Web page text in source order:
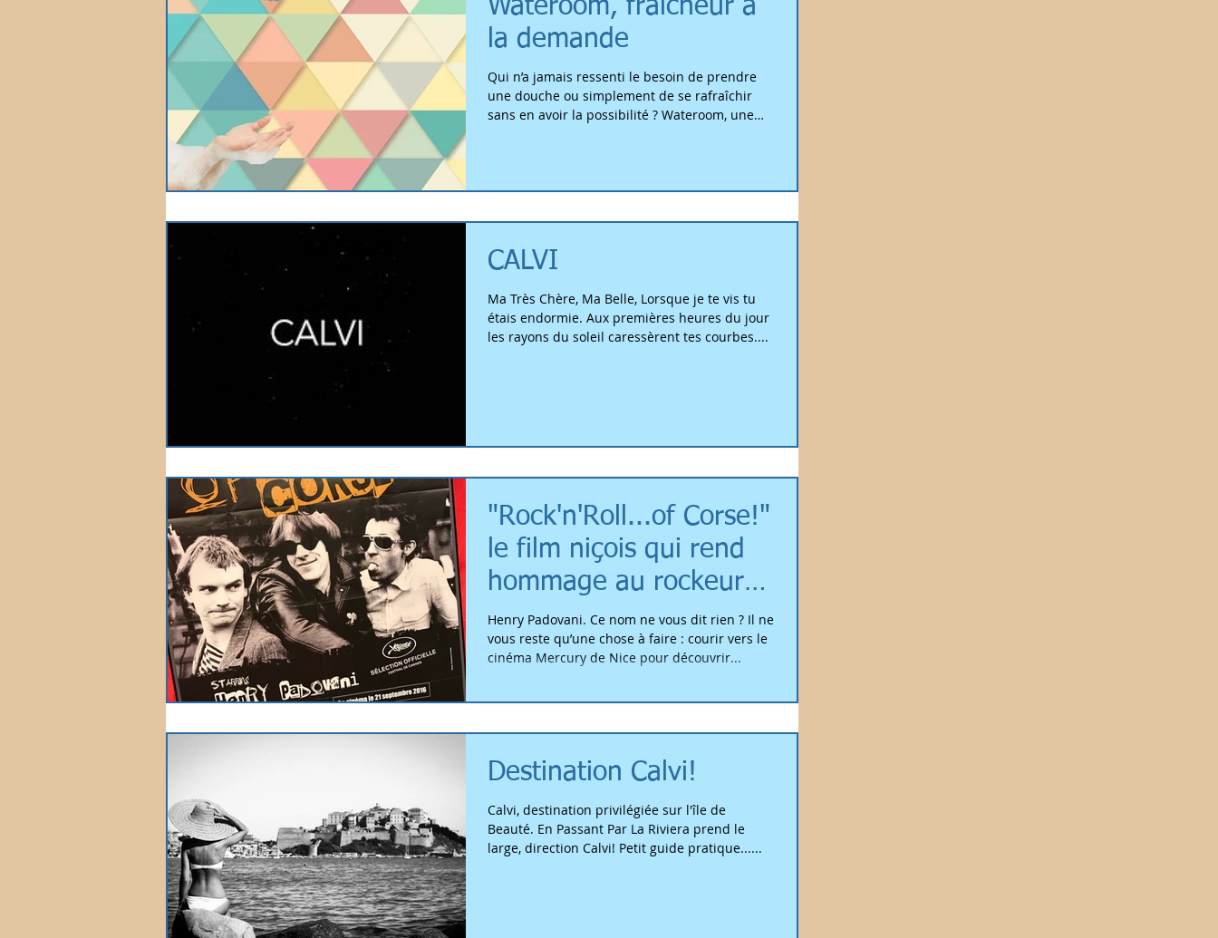
Wateroom, fraîcheur à
la demande
Qui n’a jamais ressenti le besoin de prendre
une douche ou simplement de se rafraîchir
sans en avoir la possibilité ? Wateroom, une
CALVI
Ma Très Chère, Ma Belle, Lorsque je te vis tu
étais endormie. Aux premières heures du jour
les rayons du soleil caressèrent tes courbes....
"Rock'n'Roll...of Corse!"
le film niçois qui rend
hommage au rockeur
Henry Padovan
Henry Padovani. Ce nom ne vous dit rien ? Il ne
vous reste qu’une chose à faire : courir vers le
cinéma Mercury de Nice pour découvrir...
Destination Calvi!
Calvi, destination privilégiée sur l'île de
Beauté. En Passant Par La Riviera prend le
large, direction Calvi! Petit guide pratique......